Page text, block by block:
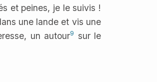
et peines, je le suivis !
une lande et vis une
un autour9
sur le